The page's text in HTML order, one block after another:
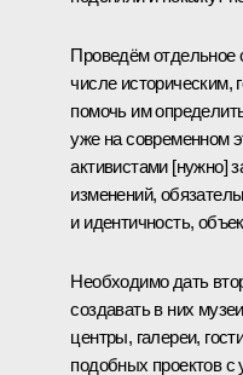
Проведём
числе историческим,
помочь им
уже на современном
активистами [нужно]
изменений,
и идентичность,
Необходимо дать
создавать в них
центры, галереи,
подобных проектов с